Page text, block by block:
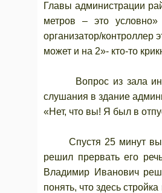
Главы администрации
метров – это
организатор/
может и на 2»- кто-то
Вопрос из зала
слушания в здание
«Нет, что вы! Я был в
Спустя 25 минут
решил прервать его
Владимир Иванович
понять, что здесь